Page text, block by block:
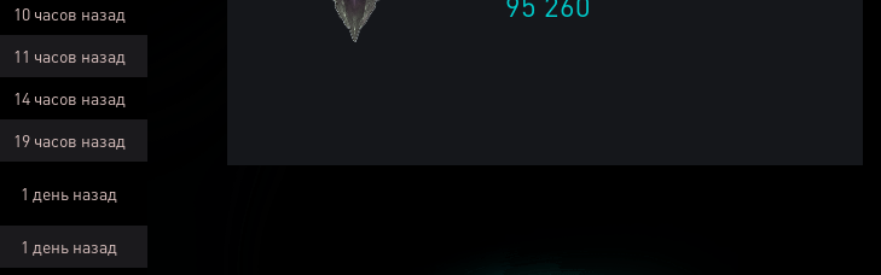
10 часов назад
11 часов назад
14 часов назад
19 часов назад
1 день назад
1 день назад